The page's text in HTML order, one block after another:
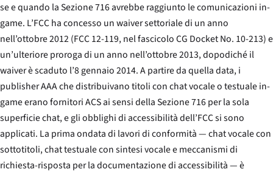
se e quando la Sezione 716 avrebbe raggiunto le comunicazioni in-
game. L’FCC ha concesso un waiver settoriale di un anno
nell’ottobre 2012 (FCC 12-119, nel fascicolo CG Docket No. 10-213) e
un’ulteriore proroga di un anno nell’ottobre 2013, dopodiché il
waiver è scaduto l’8 gennaio 2014. A partire da quella data, i
publisher AAA che distribuivano titoli con chat vocale o testuale in-
game erano fornitori ACS ai sensi della Sezione 716 per la sola
superficie chat, e gli obblighi di accessibilità dell’FCC si sono
applicati. La prima ondata di lavori di conformità — chat vocale con
sottotitoli, chat testuale con sintesi vocale e meccanismi di
richiesta-risposta per la documentazione di accessibilità — è